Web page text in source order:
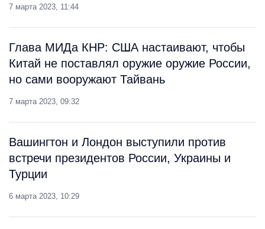
7 марта 2023, 11:44
Глава МИДа КНР: США настаивают, чтобы
Китай не поставлял оружие оружие России,
но сами вооружают Тайвань
7 марта 2023, 09:32
Вашингтон и Лондон выступили против
встречи президентов России, Украины и
Турции
6 марта 2023, 10:29